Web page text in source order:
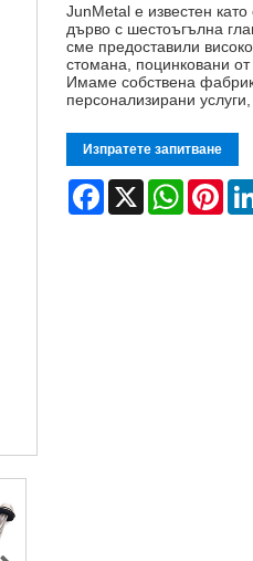
JunMetal е известен
дърво с шестоъгълна
сме предоставили
стомана, поцинковани
Имаме собствена
персонализирани
Изпратете запитване
Facebook
X WhatsApp